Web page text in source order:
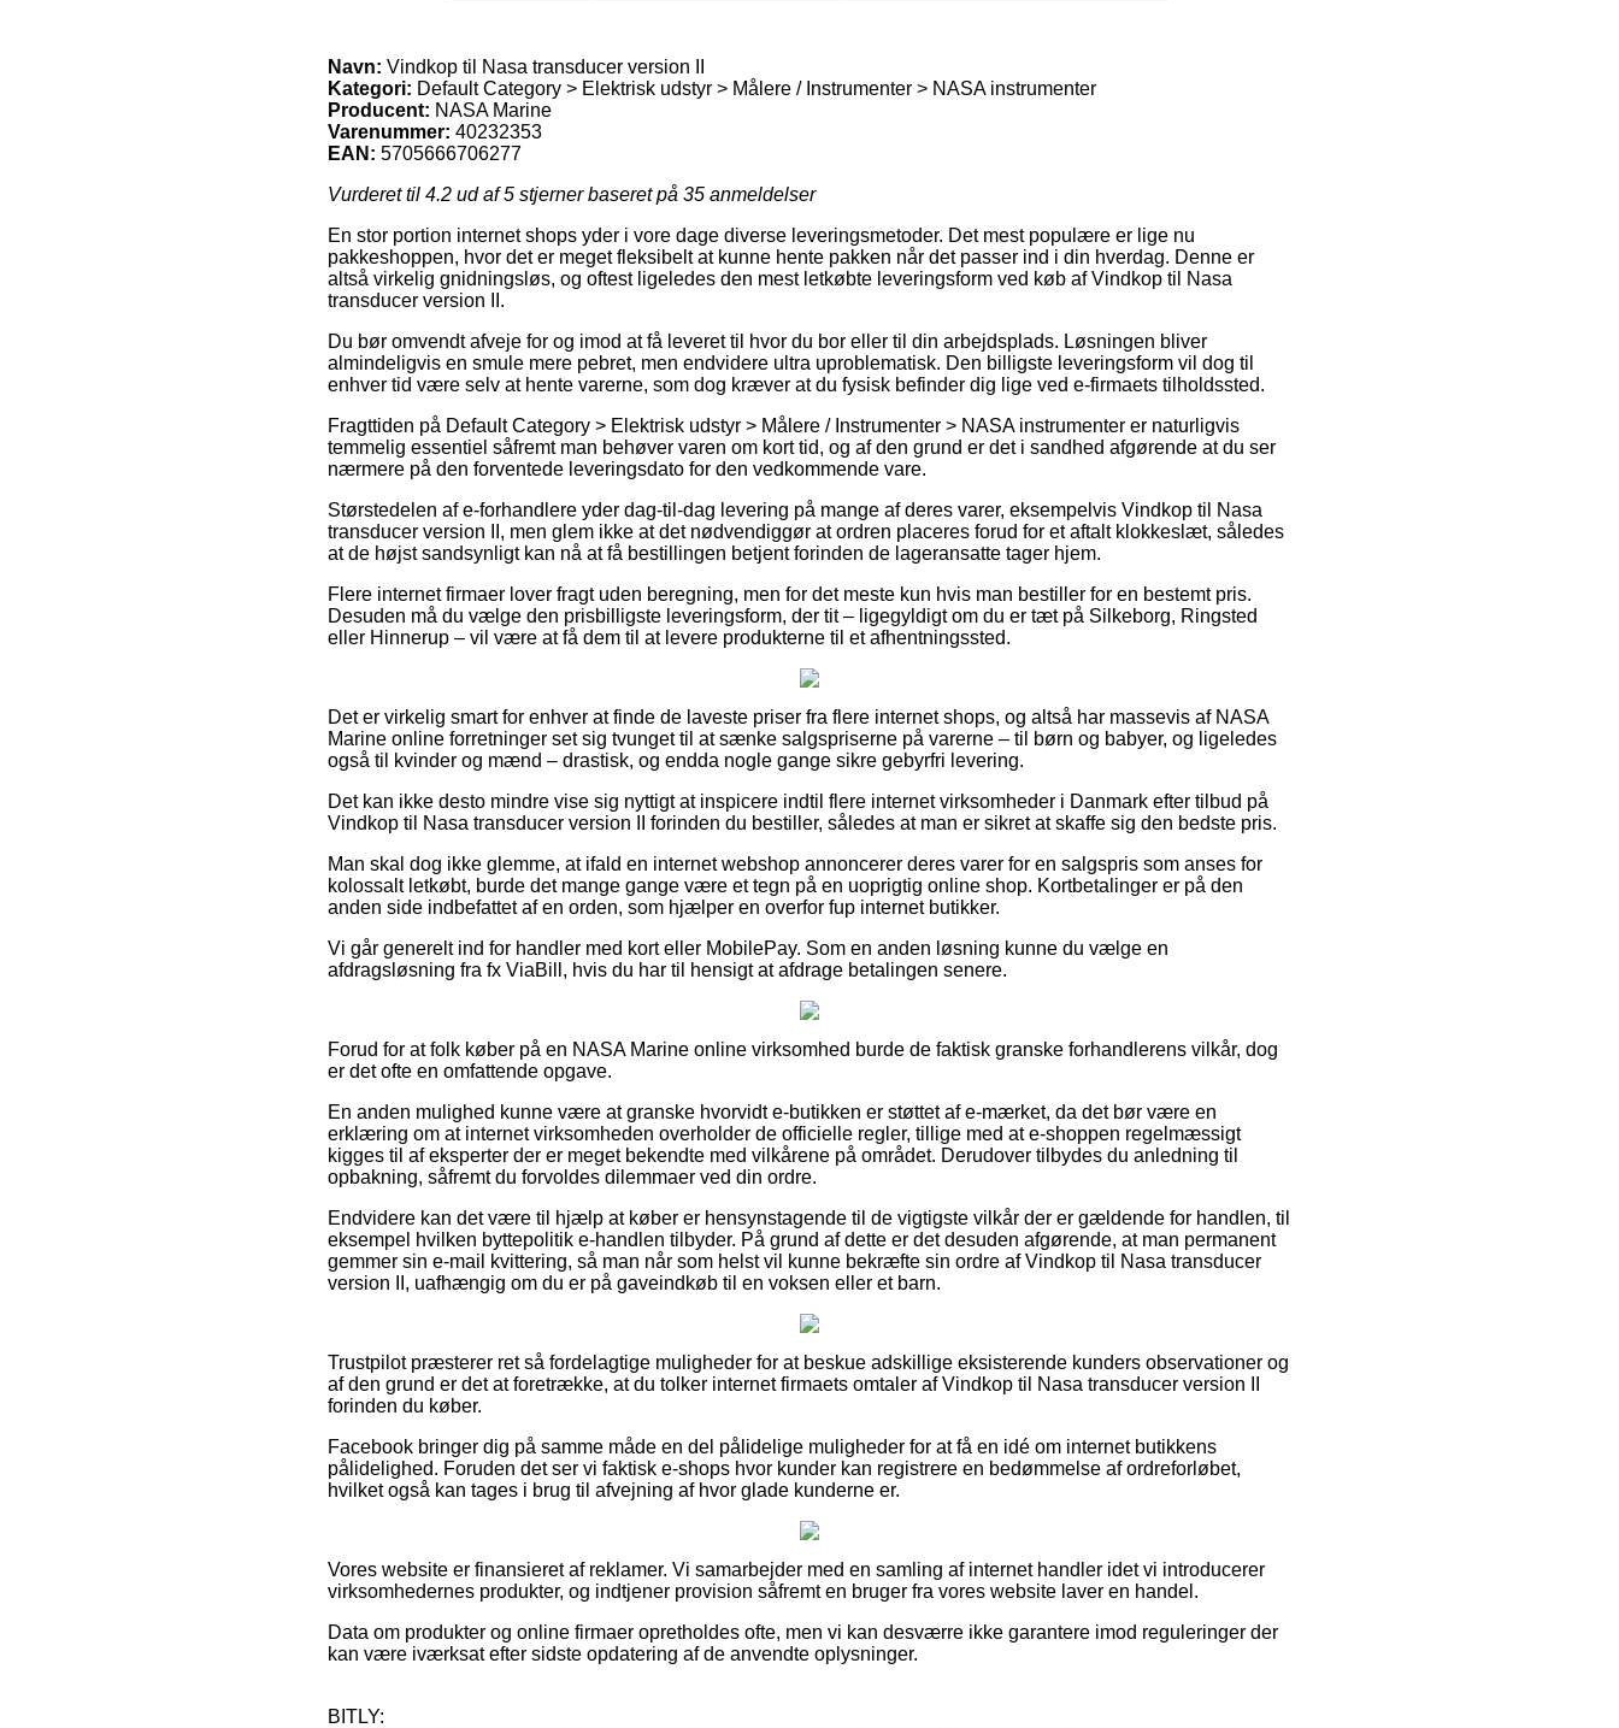
Navn: Vindkop til Nasa transducer version II
Kategori: Default Category > Elektrisk udstyr > Målere / Instrumenter > NASA instrumenter
Producent: NASA Marine
Varenummer: 40232353
EAN: 5705666706277
Vurderet til 4.2 ud af 5 stjerner baseret på 35 anmeldelser
En stor portion internet shops yder i vore dage diverse leveringsmetoder. Det mest populære er lige nu
pakkeshoppen, hvor det er meget fleksibelt at kunne hente pakken når det passer ind i din hverdag. Denne er
altså virkelig gnidningsløs, og oftest ligeledes den mest letkøbte leveringsform ved køb af Vindkop til Nasa
transducer version II.
Du bør omvendt afveje for og imod at få leveret til hvor du bor eller til din arbejdsplads. Løsningen bliver
almindeligvis en smule mere pebret, men endvidere ultra uproblematisk. Den billigste leveringsform vil dog til
enhver tid være selv at hente varerne, som dog kræver at du fysisk befinder dig lige ved e-firmaets tilholdssted.
Fragttiden på Default Category > Elektrisk udstyr > Målere / Instrumenter > NASA instrumenter er naturligvis
temmelig essentiel såfremt man behøver varen om kort tid, og af den grund er det i sandhed afgørende at du ser
nærmere på den forventede leveringsdato for den vedkommende vare.
Størstedelen af e-forhandlere yder dag-til-dag levering på mange af deres varer, eksempelvis Vindkop til Nasa
transducer version II, men glem ikke at det nødvendiggør at ordren placeres forud for et aftalt klokkeslæt, således
at de højst sandsynligt kan nå at få bestillingen betjent forinden de lageransatte tager hjem.
Flere internet firmaer lover fragt uden beregning, men for det meste kun hvis man bestiller for en bestemt pris.
Desuden må du vælge den prisbilligste leveringsform, der tit – ligegyldigt om du er tæt på Silkeborg, Ringsted
eller Hinnerup – vil være at få dem til at levere produkterne til et afhentningssted.
Det er virkelig smart for enhver at finde de laveste priser fra flere internet shops, og altså har massevis af NASA
Marine online forretninger set sig tvunget til at sænke salgspriserne på varerne – til børn og babyer, og ligeledes
også til kvinder og mænd – drastisk, og endda nogle gange sikre gebyrfri levering.
Det kan ikke desto mindre vise sig nyttigt at inspicere indtil flere internet virksomheder i Danmark efter tilbud på
Vindkop til Nasa transducer version II forinden du bestiller, således at man er sikret at skaffe sig den bedste pris.
Man skal dog ikke glemme, at ifald en internet webshop annoncerer deres varer for en salgspris som anses for
kolossalt letkøbt, burde det mange gange være et tegn på en uoprigtig online shop. Kortbetalinger er på den
anden side indbefattet af en orden, som hjælper en overfor fup internet butikker.
Vi går generelt ind for handler med kort eller MobilePay. Som en anden løsning kunne du vælge en
afdragsløsning fra fx ViaBill, hvis du har til hensigt at afdrage betalingen senere.
Forud for at folk køber på en NASA Marine online virksomhed burde de faktisk granske forhandlerens vilkår, dog
er det ofte en omfattende opgave.
En anden mulighed kunne være at granske hvorvidt e-butikken er støttet af e-mærket, da det bør være en
erklæring om at internet virksomheden overholder de officielle regler, tillige med at e-shoppen regelmæssigt
kigges til af eksperter der er meget bekendte med vilkårene på området. Derudover tilbydes du anledning til
opbakning, såfremt du forvoldes dilemmaer ved din ordre.
Endvidere kan det være til hjælp at køber er hensynstagende til de vigtigste vilkår der er gældende for handlen, til
eksempel hvilken byttepolitik e-handlen tilbyder. På grund af dette er det desuden afgørende, at man permanent
gemmer sin e-mail kvittering, så man når som helst vil kunne bekræfte sin ordre af Vindkop til Nasa transducer
version II, uafhængig om du er på gaveindkøb til en voksen eller et barn.
Trustpilot præsterer ret så fordelagtige muligheder for at beskue adskillige eksisterende kunders observationer og
af den grund er det at foretrække, at du tolker internet firmaets omtaler af Vindkop til Nasa transducer version II
forinden du køber.
Facebook bringer dig på samme måde en del pålidelige muligheder for at få en idé om internet butikkens
pålidelighed. Foruden det ser vi faktisk e-shops hvor kunder kan registrere en bedømmelse af ordreforløbet,
hvilket også kan tages i brug til afvejning af hvor glade kunderne er.
Vores website er finansieret af reklamer. Vi samarbejder med en samling af internet handler idet vi introducerer
virksomhedernes produkter, og indtjener provision såfremt en bruger fra vores website laver en handel.
Data om produkter og online firmaer opretholdes ofte, men vi kan desværre ikke garantere imod reguleringer der
kan være iværksat efter sidste opdatering af de anvendte oplysninger.
BITLY: